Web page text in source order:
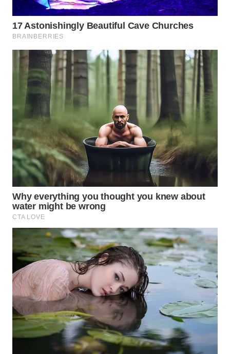
LABUHANBATU
WN
TENGAH
WN DELI
SERDANG
WN
TEBING
TINGGI
WN
PAKPAK
WN
KARAWANG
WN
BEKASI
WN
BOGOR
WN
DEPOK